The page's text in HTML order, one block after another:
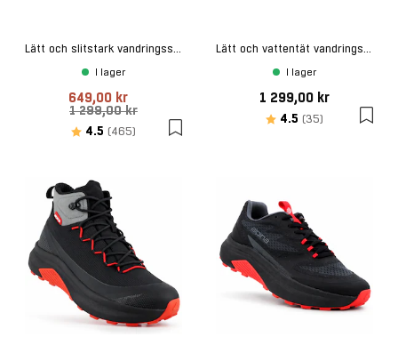
Lätt och slitstark vandringssko
I lager
649,00 kr
1 299,00 kr
Betyg:
4.5 (465) utav 5 stjärnor
Lätt och vattentät vandringsskor
I lager
1 299,00 kr
Betyg:
4.5 (35) utav 5